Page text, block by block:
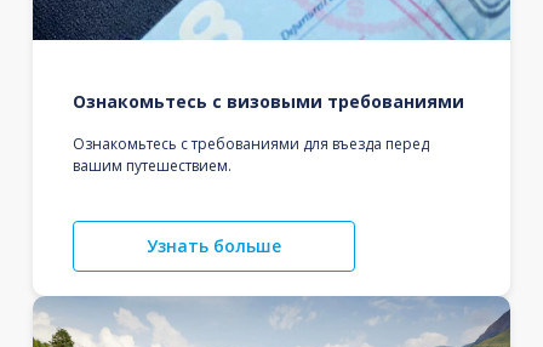
Ознакомьтесь с визовыми требованиями
Ознакомьтесь с требованиями для въезда перед
вашим путешествием.
Узнать больше